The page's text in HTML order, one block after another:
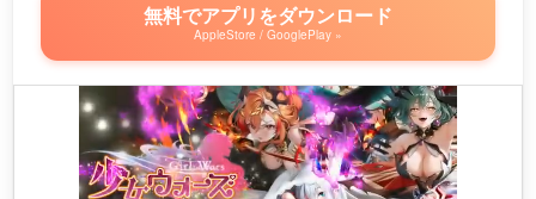
無料でアプリをダウンロード
AppleStore / GooglePlay »